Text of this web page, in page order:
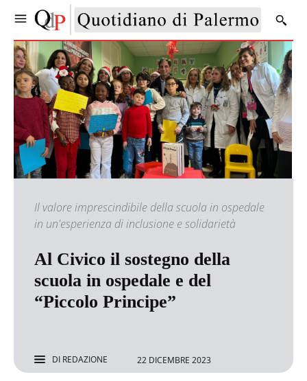
Il valore imprescindibile della scuola in ospedale
in un'esperienza di inclusione e solidarietà
Al Civico il sostegno della
scuola in ospedale e del
“Piccolo Principe”
DI REDAZIONE 22 DICEMBRE 2023